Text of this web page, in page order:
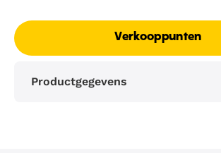
Verkooppunten
Productgegevens